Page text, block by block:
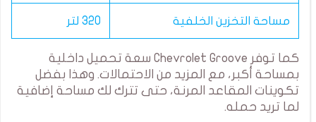
مساحة التخزين الخلفية 320 لتر
كما توفر Chevrolet Groove سعة تحميل داخلية
بمساحة أكبر، مع المزيد من الاحتمالات. وهذا بفضل
تكوينات المقاعد المرنة، حتى تترك لك مساحة إضافية
لما تريد حمله.